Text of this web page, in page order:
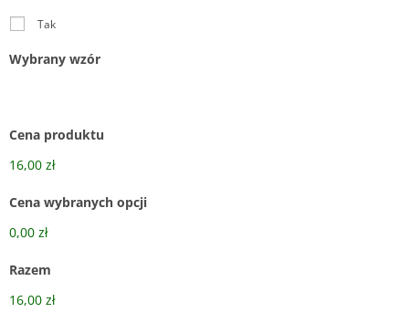
Tak
Wybrany wzór
Cena produktu
16,00 zł
Cena wybranych opcji
0,00 zł
Razem
16,00 zł